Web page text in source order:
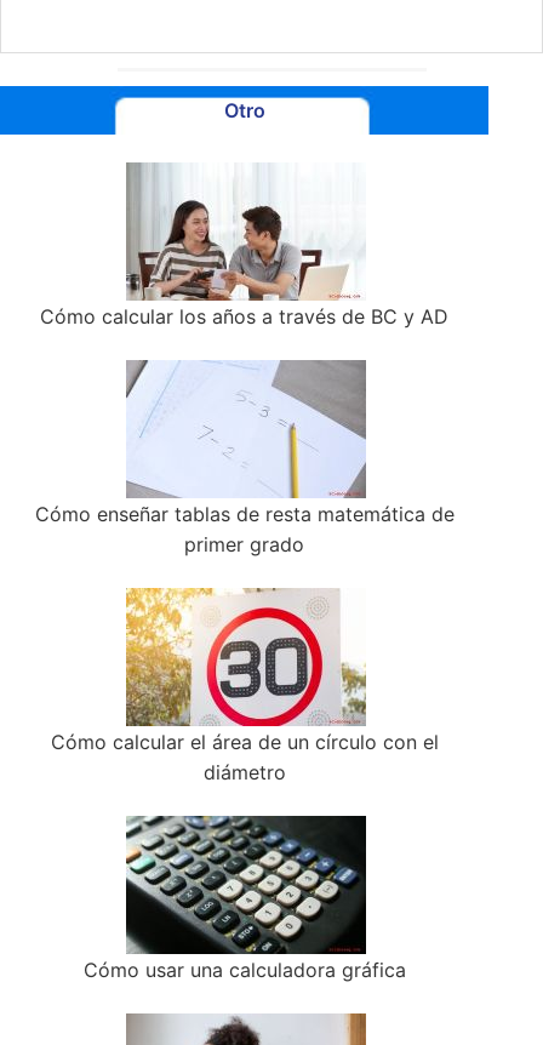
Otro
Cómo calcular los años a través de BC y AD
Cómo enseñar tablas de resta matemática de
primer grado
Cómo calcular el área de un círculo con el
diámetro
Cómo usar una calculadora gráfica